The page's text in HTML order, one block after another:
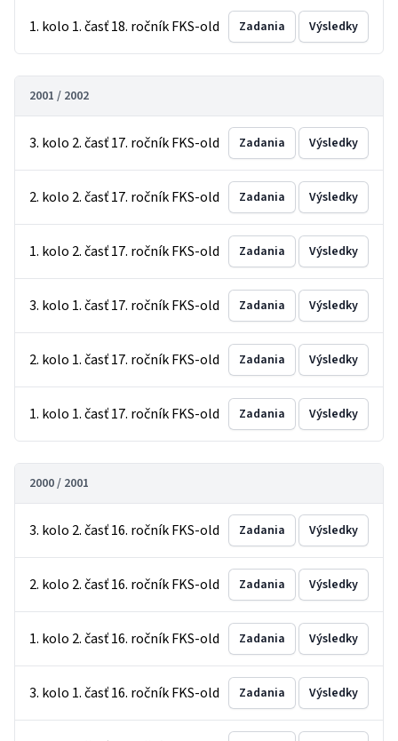
1. kolo 1. časť 18. ročník FKS-old Zadania Výsledky
2001 / 2002
3. kolo 2. časť 17. ročník FKS-old Zadania Výsledky
2. kolo 2. časť 17. ročník FKS-old Zadania Výsledky
1. kolo 2. časť 17. ročník FKS-old Zadania Výsledky
3. kolo 1. časť 17. ročník FKS-old Zadania Výsledky
2. kolo 1. časť 17. ročník FKS-old Zadania Výsledky
1. kolo 1. časť 17. ročník FKS-old Zadania Výsledky
2000 / 2001
3. kolo 2. časť 16. ročník FKS-old Zadania Výsledky
2. kolo 2. časť 16. ročník FKS-old Zadania Výsledky
1. kolo 2. časť 16. ročník FKS-old Zadania Výsledky
3. kolo 1. časť 16. ročník FKS-old Zadania Výsledky